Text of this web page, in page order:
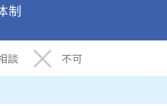
制
談 不可